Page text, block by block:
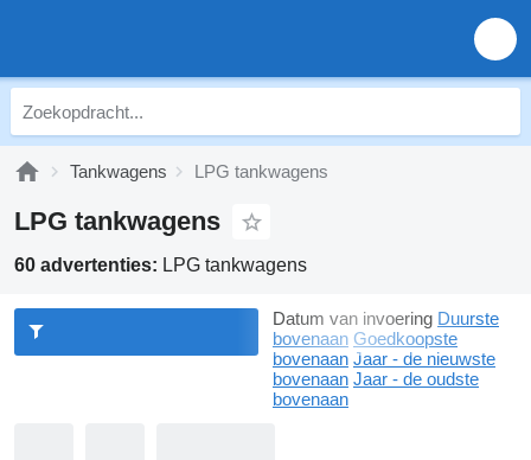
Tankwagens LPG tankwagens
LPG tankwagens
60 advertenties: LPG tankwagens
Datum van invoering Duurste
bovenaan Goedkoopste
bovenaan Jaar - de nieuwste
bovenaan Jaar - de oudste
bovenaan